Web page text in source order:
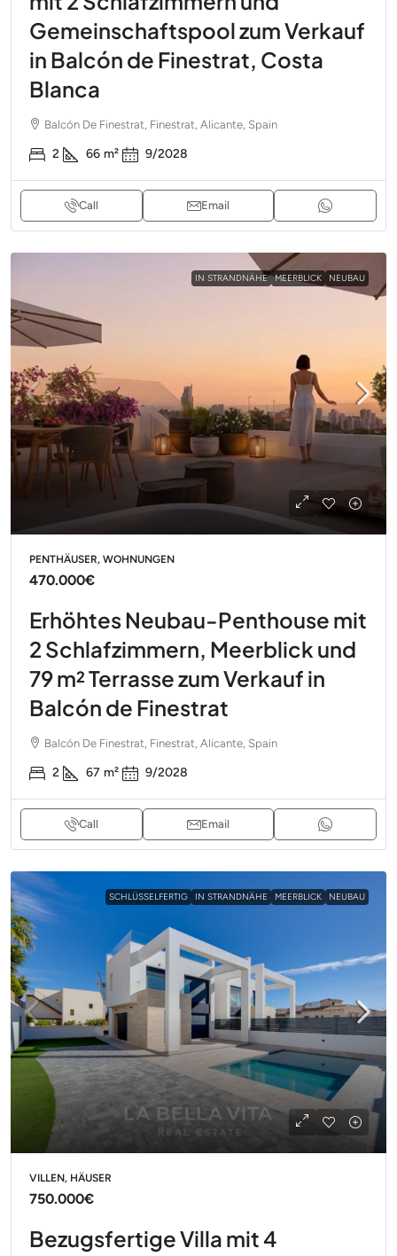
Gemeinschaftspool zum Verkauf
in Balcón de Finestrat, Costa
Blanca
Balcón De Finestrat, Finestrat, Alicante, Spain
2 66 m² 9/2028
Call Email
IN STRANDNÄHE MEERBLICK NEUBAU
PENTHÄUSER, WOHNUNGEN
470.000€
Erhöhtes Neubau-Penthouse mit
2 Schlafzimmern, Meerblick und
79 m² Terrasse zum Verkauf in
Balcón de Finestrat
Balcón De Finestrat, Finestrat, Alicante, Spain
2 67 m² 9/2028
Call Email
SCHLÜSSELFERTIG IN STRANDNÄHE MEERBLICK NEUBAU
VILLEN, HÄUSER
750.000€
Bezugsfertige Villa mit 4